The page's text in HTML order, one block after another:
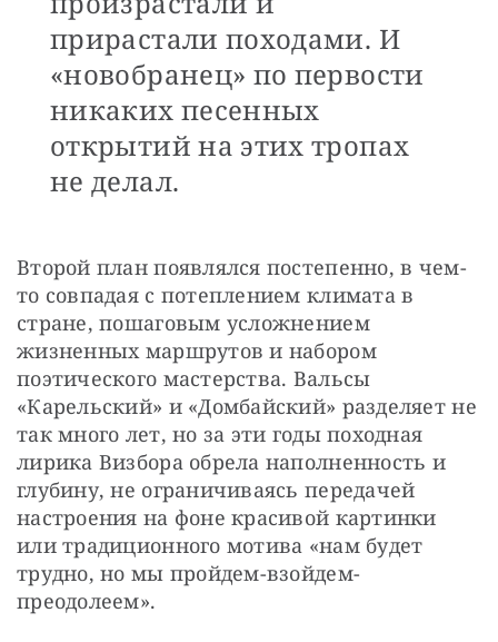
прирастали походами. И
«новобранец» по первости
никаких песенных
открытий на этих тропах
не делал.
Второй план появлялся постепенно, в чем-
то совпадая с потеплением климата в
стране, пошаговым усложнением
жизненных маршрутов и набором
поэтического мастерства. Вальсы
«Карельский» и «Домбайский» разделяет не
так много лет, но за эти годы походная
лирика Визбора обрела наполненность и
глубину, не ограничиваясь передачей
настроения на фоне красивой картинки
или традиционного мотива «нам будет
трудно, но мы пройдем-взойдем-
преодолеем».